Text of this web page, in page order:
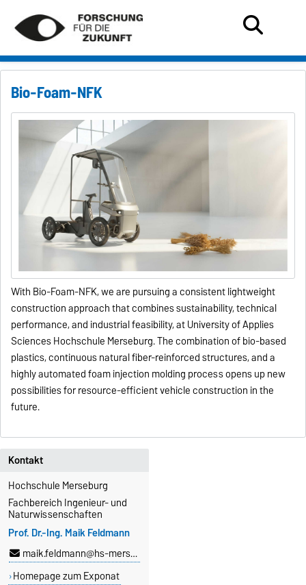
Bio-Foam-NFK
With Bio-Foam-NFK, we are pursuing a consistent lightweight
construction approach that combines sustainability, technical
performance, and industrial feasibility, at University of Applies
Sciences Hochschule Merseburg. The combination of bio-based
plastics, continuous natural fiber-reinforced structures, and a
highly automated foam injection molding process opens up new
possibilities for resource-efficient vehicle construction in the
future.
Kontakt
Hochschule Merseburg
Fachbereich Ingenieur- und
Naturwissenschaften
Prof. Dr.-Ing. Maik Feldmann
maik.feldmann@hs-merseburg.de
Homepage zum Exponat